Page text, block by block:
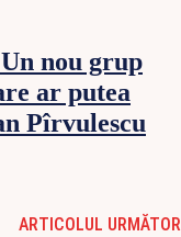
nou grup
ar putea
Pîrvulescu
ARTICOLUL URMĂTOR